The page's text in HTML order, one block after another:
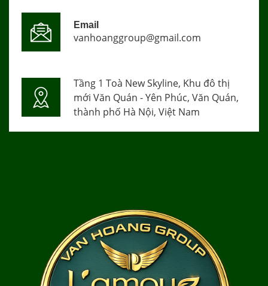
Email
vanhoanggroup@gmail.com
Tầng 1 Toà New Skyline, Khu đô thị
mới Văn Quán - Yên Phúc, Văn Quán,
thành phố Hà Nội, Việt Nam